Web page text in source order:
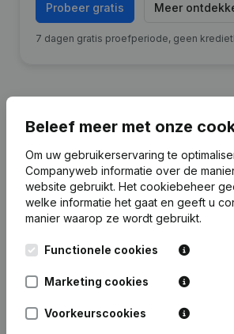
Probeer gratis Meer
7 dagen gratis proefperiode, geen
Datum Publicatie
Rubriek
enz...)
Beleef meer met onze
Om uw gebruikerservaring te
Companyweb informatie over de
website gebruikt. Het cookiebeheer
welke informatie het gaat en geeft u
manier waarop ze wordt gebruikt.
Functionele cookies
Marketing cookies
Voorkeurscookies